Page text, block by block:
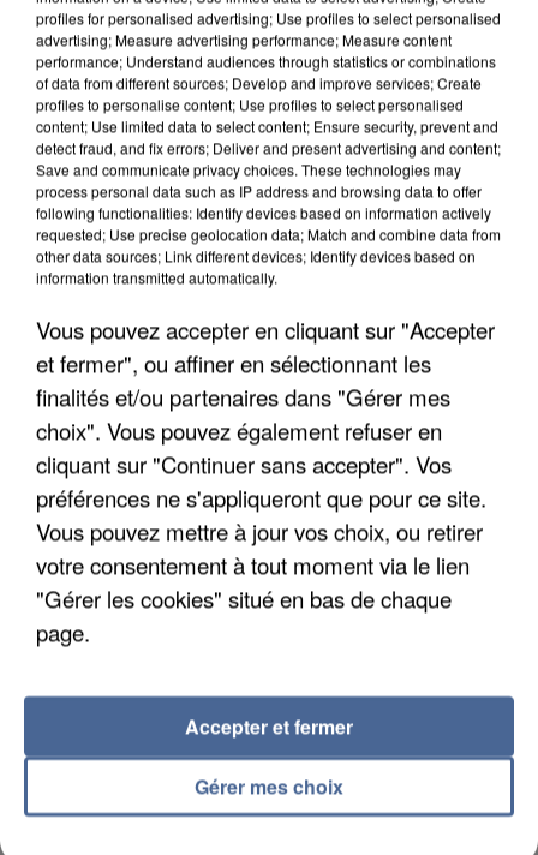
APRÈS TOUTES CES CANICULES, LES REFUGES
DE FAUNE SAUVAGE SONT...
L’UN DES FONDATEURS SUPPOSÉS DE LA DZ
MAFIA INTERPELLÉ EN ALGÉRIE
profiles for personalised advertising; Use profiles to select personalised
advertising; Measure advertising performance; Measure content
performance; Understand audiences through statistics or combinations
of data from different sources; Develop and improve services; Create
profiles to personalise content; Use profiles to select personalised
content; Use limited data to select content; Ensure security, prevent and
detect fraud, and fix errors; Deliver and present advertising and content;
Save and communicate privacy choices. These technologies may
process personal data such as IP address and browsing data to offer
following functionalities: Identify devices based on information actively
requested; Use precise geolocation data; Match and combine data from
other data sources; Link different devices; Identify devices based on
information transmitted automatically.
Vous pouvez accepter en cliquant sur "Accepter
et fermer", ou affiner en sélectionnant les
finalités et/ou partenaires dans "Gérer mes
choix". Vous pouvez également refuser en
cliquant sur "Continuer sans accepter". Vos
préférences ne s'appliqueront que pour ce site.
Vous pouvez mettre à jour vos choix, ou retirer
votre consentement à tout moment via le lien
"Gérer les cookies" situé en bas de chaque
page.
Gérer mes choix
Accepter et fermer